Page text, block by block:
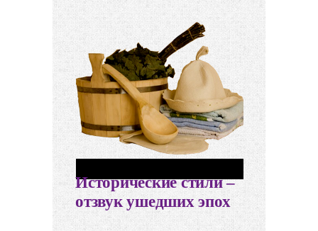
Исторические стили –
отзвук ушедших эпох